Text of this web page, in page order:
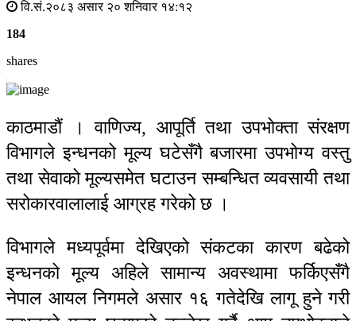
वि.सं.२०८३ असार २० शनिवार १४:१२
184
shares
काठमाडौं । वाणिज्य, आपूर्ति तथा उपभोक्ता संरक्षण
विभागले इन्धनको मूल्य घटेसँगै बजारमा उपभोग्य वस्तु
तथा सेवाको मूल्यसमेत घटाउन सम्बन्धित व्यवसायी तथा
सरोकारवालालाई आग्रह गरेको छ ।
विभागले मध्यपूर्वमा देखिएको संकटका कारण बढेको
इन्धनको मूल्य अहिले सामान्य अवस्थामा फर्किएसँगै
नेपाल आयल निगमले असार १६ गतेदेखि लागू हुने गरी